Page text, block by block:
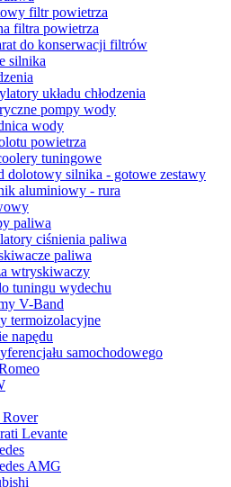
filtr powietrza
filtra powietrza
do konserwacji filtrów
silnika
układu chłodzenia
pompy wody
wody
powietrza
tuningowe
dolotowy silnika - gotowe zestawy
aluminiowy - rura
paliwa
ciśnienia paliwa
paliwa
wtryskiwaczy
tuningu wydechu
V-Band
termoizolacyjne
napędu
samochodowego
Levante
AMG